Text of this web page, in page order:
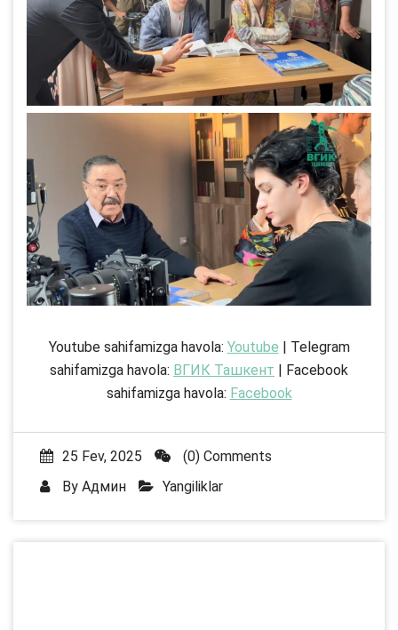
Youtube sahifamizga havola: Youtube | Telegram
sahifamizga havola: ВГИК Ташкент | Facebook
sahifamizga havola: Facebook
25 Fev, 2025
(0) Comments
By Админ Yangiliklar